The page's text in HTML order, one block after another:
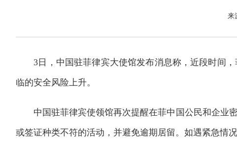
来
3日，中国驻菲律宾大使馆发布消息称，近段时间
临的安全风险上升。
中国驻菲律宾使领馆再次提醒在菲中国公民和企业密
或签证种类不符的活动，并避免逾期居留。如遇紧急情